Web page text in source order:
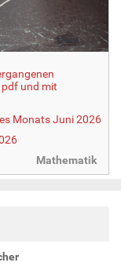
und mit
Monats Juni 2026
Mathematik